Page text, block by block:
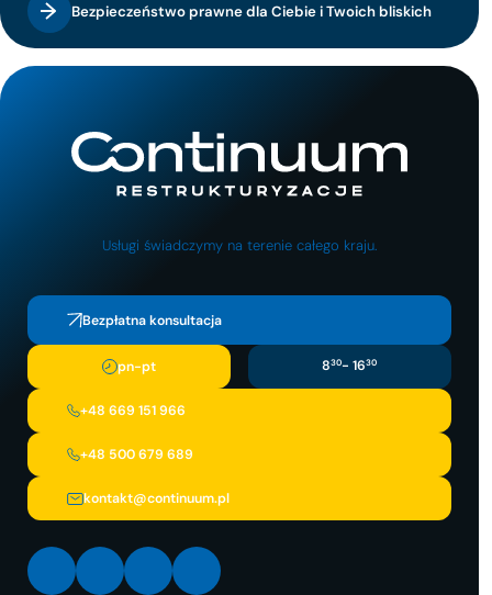
Bezpieczeństwo prawne dla Ciebie i Twoich bliskich
Usługi świadczymy na terenie całego kraju.
Bezpłatna konsultacja
pn-pt 830- 1630
+48 669 151 966
+48 500 679 689
kontakt@continuum.pl
LinkedInFacebookInstagram